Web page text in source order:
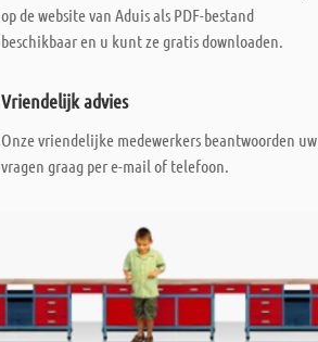
op de website van Aduis als PDF-bestand
beschikbaar en u kunt ze gratis downloaden.
Vriendelijk advies
Onze vriendelijke medewerkers beantwoorden uw
vragen graag per e-mail of telefoon.